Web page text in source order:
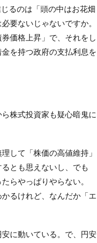
るのは「頭の中はお花畑
要ないじゃないですか。
価格上昇」で、それをし
を持つ政府の支払利息を
株式投資家も疑心暗鬼に
して「株価の高値維持」
とも思えないし、でも
らやっぱりやらない。
るけれど、なんだか「エ
に動いている。で、円安